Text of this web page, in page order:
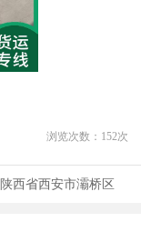
浏览次数： 152次
陕西省西安市灞桥区